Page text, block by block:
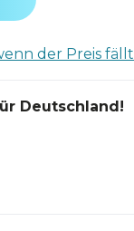
der Preis fällt
Deutschland!